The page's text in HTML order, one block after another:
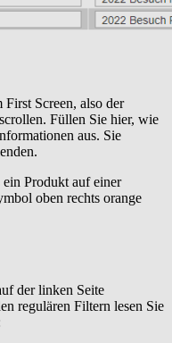
Screen, also der
Füllen Sie hier, wie
aus. Sie
ein Produkt auf einer
oben rechts orange
der linken Seite
regulären Filtern lesen Sie